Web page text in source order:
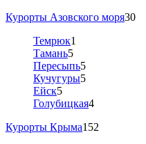
Курорты Азовского моря30
Темрюк1
Тамань5
Пересыпь5
Кучугуры5
Ейск5
Голубицкая4
Курорты Крыма152